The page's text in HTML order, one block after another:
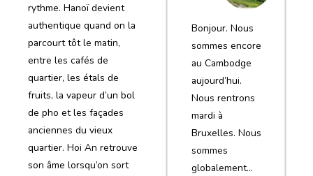
rythme. Hanoï devient
authentique quand on la
parcourt tôt le matin,
entre les cafés de
quartier, les étals de
fruits, la vapeur d’un bol
de pho et les façades
anciennes du vieux
quartier. Hoi An retrouve
son âme lorsqu’on sort
Bonjour. Nous
sommes encore
au Cambodge
aujourd’hui.
Nous rentrons
mardi à
Bruxelles. Nous
sommes
globalement…